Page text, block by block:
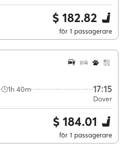
$ 182.82
för 1 passagerare
1h 40m 17:15
Dover
$ 184.01
för 1 passagerare